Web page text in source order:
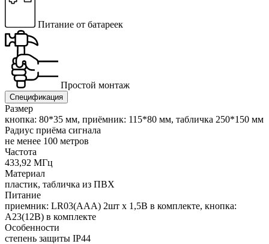
Питание от батареек
Простой монтаж
Спецификация
Размер
кнопка: 80*35 мм, приёмник: 115*80 мм, табличка 250*150 мм
Радиус приёма сигнала
не менее 100 метров
Частота
433,92 МГц
Материал
пластик, табличка из ПВХ
Питание
приемник: LR03(ААА) 2шт х 1,5В в комплекте, кнопка:
А23(12B) в комплекте
Особенности
степень защиты IP44